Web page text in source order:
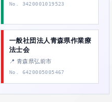
No. 3420001019523
一般社団法人青森県作業療
法士会
📍 青森県弘前市
No. 6420005005467